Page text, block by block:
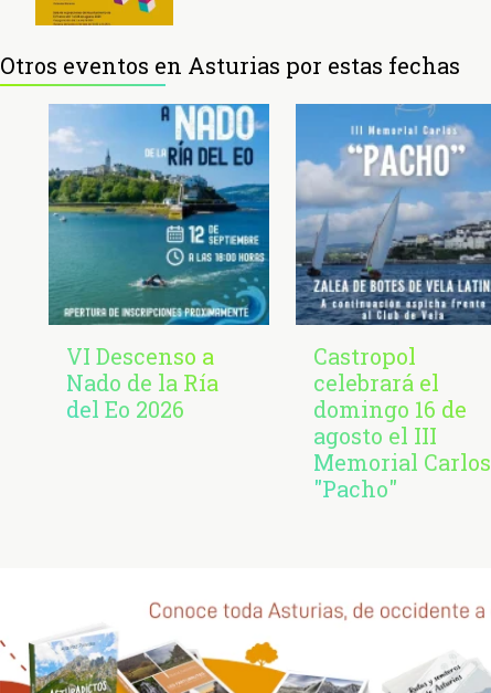
Otros eventos en Asturias por estas fechas
VI Descenso a
Nado de la Ría
del Eo 2026
Castropol
celebrará el
domingo 16 de
agosto el III
Memorial Carlos
"Pacho"